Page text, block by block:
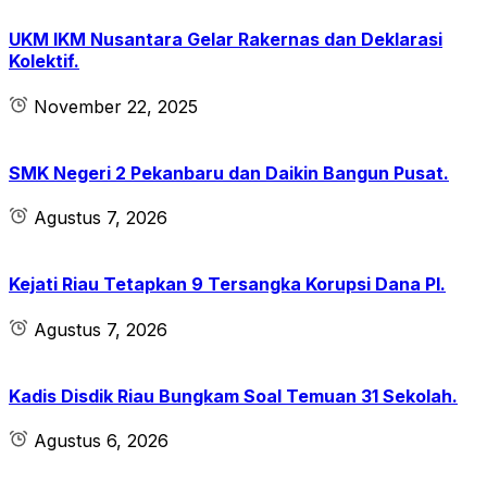
UKM IKM Nusantara Gelar Rakernas dan Deklarasi
Kolektif.
November 22, 2025
SMK Negeri 2 Pekanbaru dan Daikin Bangun Pusat.
Agustus 7, 2026
Kejati Riau Tetapkan 9 Tersangka Korupsi Dana PI.
Agustus 7, 2026
Kadis Disdik Riau Bungkam Soal Temuan 31 Sekolah.
Agustus 6, 2026